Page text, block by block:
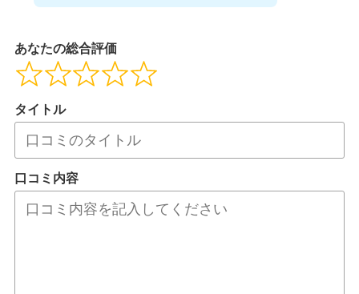
あなたの総合評価
タイトル
口コミ内容